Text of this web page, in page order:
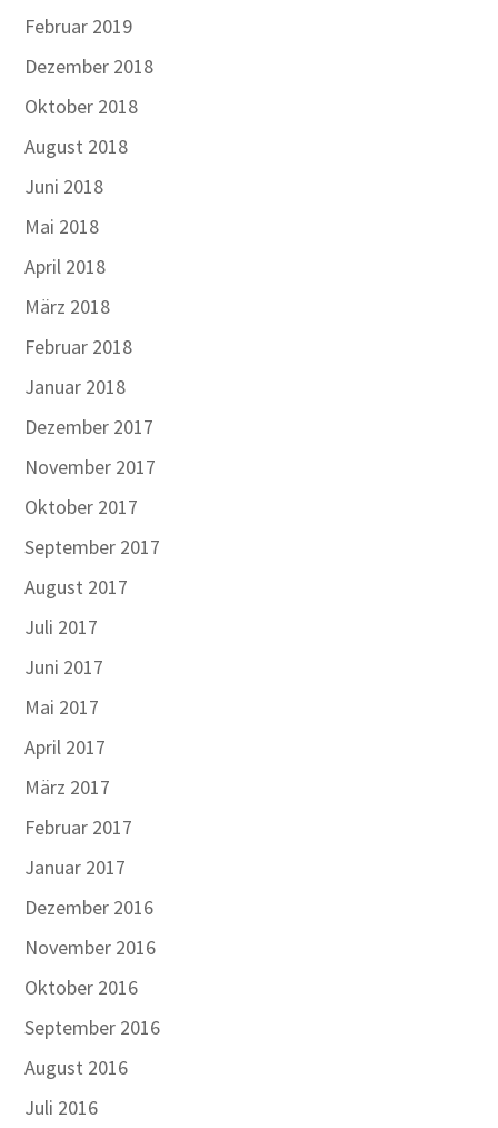
Februar 2019
Dezember 2018
Oktober 2018
August 2018
Juni 2018
Mai 2018
April 2018
März 2018
Februar 2018
Januar 2018
Dezember 2017
November 2017
Oktober 2017
September 2017
August 2017
Juli 2017
Juni 2017
Mai 2017
April 2017
März 2017
Februar 2017
Januar 2017
Dezember 2016
November 2016
Oktober 2016
September 2016
August 2016
Juli 2016